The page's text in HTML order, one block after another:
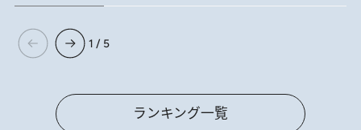
1 / 5
ランキング一覧